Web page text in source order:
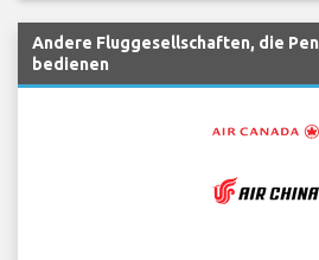
Andere Fluggesellschaften, die
bedienen